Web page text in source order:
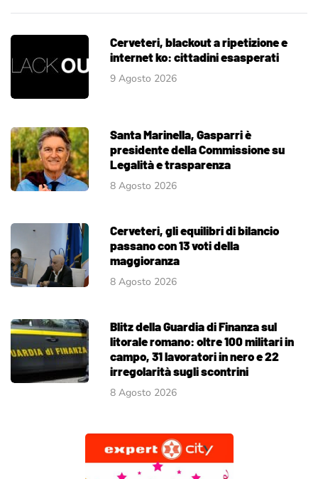
Cerveteri, blackout a ripetizione e
internet ko: cittadini esasperati
9 Agosto 2026
Santa Marinella, Gasparri è
presidente della Commissione su
Legalità e trasparenza
8 Agosto 2026
Cerveteri, gli equilibri di bilancio
passano con 13 voti della
maggioranza
8 Agosto 2026
Blitz della Guardia di Finanza sul
litorale romano: oltre 100 militari in
campo, 31 lavoratori in nero e 22
irregolarità sugli scontrini
8 Agosto 2026